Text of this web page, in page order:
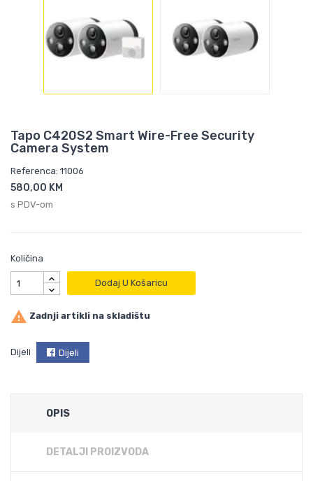
Tapo C420S2 Smart Wire-Free Security
Camera System
Referenca: 11006
580,00 KM
s PDV-om
Količina
Dodaj U Košaricu
 Zadnji artikli na skladištu
Dijeli Dijeli
OPIS
DETALJI PROIZVODA